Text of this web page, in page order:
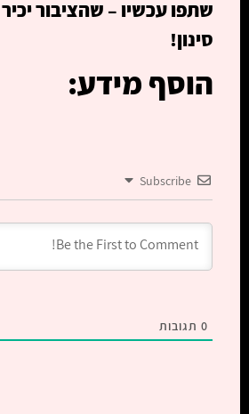
שתפו עכשיו – שהציבור
סינון!
הוסף מידע:
Subscribe
0 תגובות